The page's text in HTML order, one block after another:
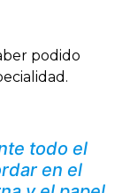
podido
todo el
en el